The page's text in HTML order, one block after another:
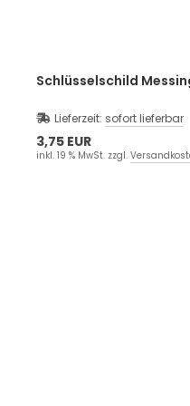
Schlüsselschild
Lieferzeit: sofort lieferbar
3,75 EUR
inkl. 19 % MwSt. zzgl.